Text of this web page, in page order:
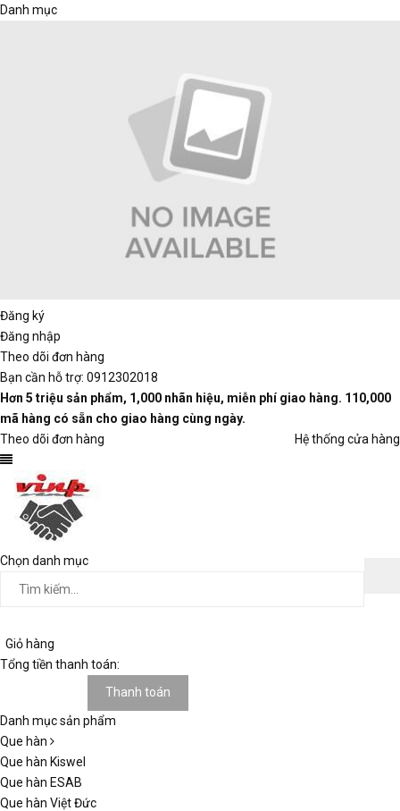
Danh mục
Đăng ký
Đăng nhập
Theo dõi đơn hàng
Bạn cần hỗ trợ: 0912302018
Hơn 5 triệu sản phẩm, 1,000 nhãn hiệu, miễn phí giao hàng. 110,000
mã hàng có sẵn cho giao hàng cùng ngày.
Hệ thống cửa hàng
Theo dõi đơn hàng
Chọn danh mục
Giỏ hàng
Tổng tiền thanh toán:
Thanh toán
Danh mục sản phẩm
Que hàn
Que hàn Kiswel
Que hàn ESAB
Que hàn Việt Đức